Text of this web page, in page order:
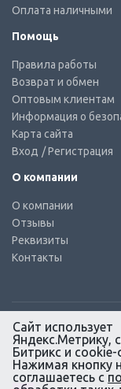
Оплата наличными
Помощь
Правила работы
Возврат и обмен
Оптовым клиентам
Информация о
Карта сайта
Вход / Регистрация
О компании
О компании
Отзывы
Реквизиты
Контакты
© КТС-Дизель –
Все права
Согласие на
Сайт использует
Яндекс.Метрику,
Битрикс и
Нажимая кнопку
соглашаетесь с